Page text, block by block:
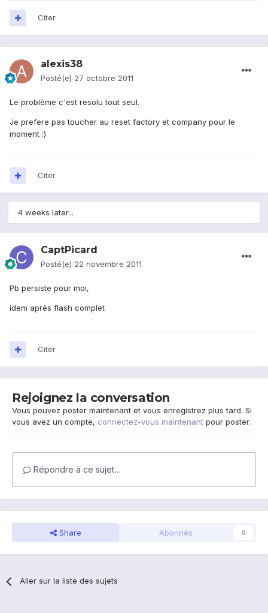
Citer
alexis38
Posté(e) 27 octobre 2011
Le problème c'est resolu tout seul.
Je prefere pas toucher au reset factory et company pour le
moment :)
Citer
4 weeks later...
CaptPicard
Posté(e) 22 novembre 2011
Pb persiste pour moi,
idem après flash complet
Citer
Rejoignez la conversation
Vous pouvez poster maintenant et vous enregistrez plus tard. Si
vous avez un compte, connectez-vous maintenant pour poster.
Répondre à ce sujet…
Share Abonnés 0
Aller sur la liste des sujets